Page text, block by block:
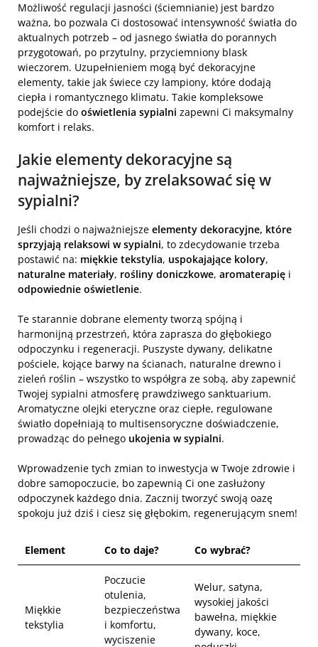
Możliwość regulacji jasności (ściemnianie) jest bardzo
ważna, bo pozwala Ci dostosować intensywność światła do
aktualnych potrzeb – od jasnego światła do porannych
przygotowań, po przytulny, przyciemniony blask
wieczorem. Uzupełnieniem mogą być dekoracyjne
elementy, takie jak świece czy lampiony, które dodają
ciepła i romantycznego klimatu. Takie kompleksowe
podejście do oświetlenia sypialni zapewni Ci maksymalny
komfort i relaks.
Jakie elementy dekoracyjne są
najważniejsze, by zrelaksować się w
sypialni?
Jeśli chodzi o najważniejsze elementy dekoracyjne, które
sprzyjają relaksowi w sypialni, to zdecydowanie trzeba
postawić na: miękkie tekstylia, uspokajające kolory,
naturalne materiały, rośliny doniczkowe, aromaterapię i
odpowiednie oświetlenie.
Te starannie dobrane elementy tworzą spójną i
harmonijną przestrzeń, która zaprasza do głębokiego
odpoczynku i regeneracji. Puszyste dywany, delikatne
pościele, kojące barwy na ścianach, naturalne drewno i
zieleń roślin – wszystko to współgra ze sobą, aby zapewnić
Twojej sypialni atmosferę prawdziwego sanktuarium.
Aromatyczne olejki eteryczne oraz ciepłe, regulowane
światło dopełniają to multisensoryczne doświadczenie,
prowadząc do pełnego ukojenia w sypialni.
Wprowadzenie tych zmian to inwestycja w Twoje zdrowie i
dobre samopoczucie, bo zapewnią Ci one zasłużony
odpoczynek każdego dnia. Zacznij tworzyć swoją oazę
spokoju już dziś i ciesz się głębokim, regenerującym snem!
Element Co to daje? Co wybrać?
Miękkie
tekstylia
Poczucie
otulenia,
bezpieczeństwa
i komfortu,
wyciszenie
Welur, satyna,
wysokiej jakości
bawełna, miękkie
dywany, koce,